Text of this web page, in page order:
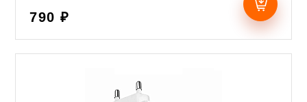
790 ₽